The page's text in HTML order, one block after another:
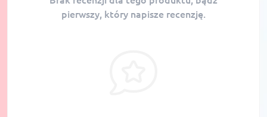
pierwszy, który napisze recenzję.